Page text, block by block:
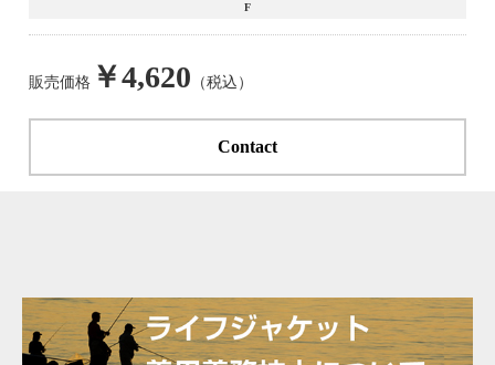
F
販売価格 ￥4,620 （税込）
Contact